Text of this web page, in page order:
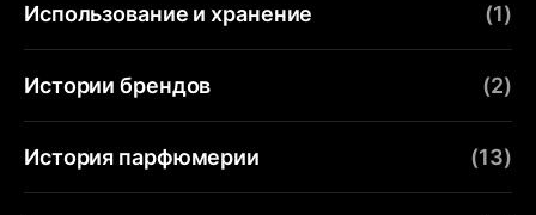
Использование и хранение (1)
Истории брендов (2)
История парфюмерии (13)